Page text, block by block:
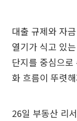
대출 규제와 자
열기가 식고 있
단지를 중심으로
화 흐름이 뚜렷
26일 부동산 리